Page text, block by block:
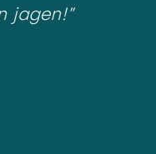
jagen!”